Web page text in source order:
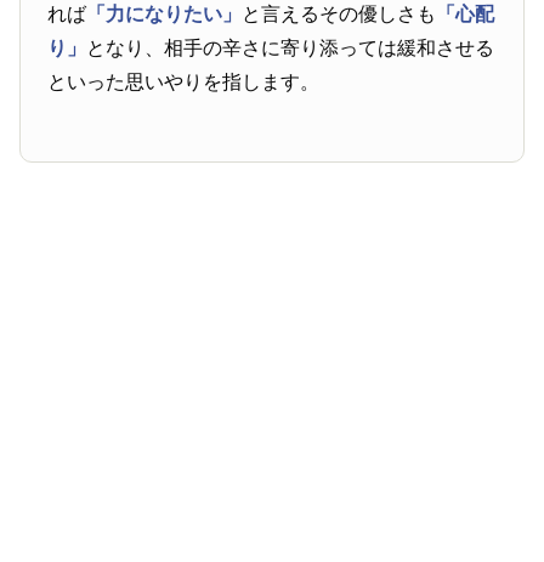
れば 「力になりたい」 と言えるその優しさも
「心配
り」 となり、相手の辛さに寄り添っては緩和させる
といった思いやりを指します。